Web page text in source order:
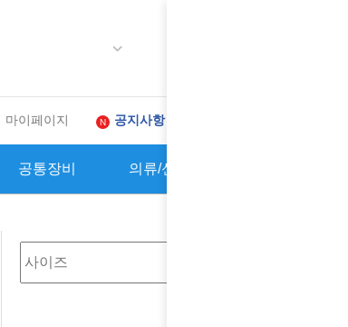
마이페이지 공지사항
공통장비 의류/신발